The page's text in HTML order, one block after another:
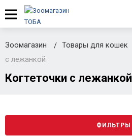
Зоомагазин Товары для кошек
с лежанкой
Когтеточки с лежанкой
ФИЛЬТРЫ